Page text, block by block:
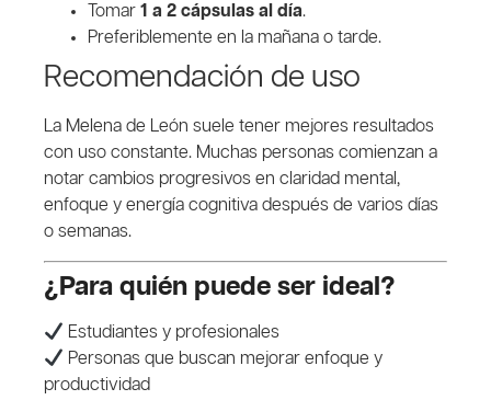
Tomar 1 a 2 cápsulas al día.
Preferiblemente en la mañana o tarde.
Recomendación de uso
La Melena de León suele tener mejores resultados
con uso constante. Muchas personas comienzan a
notar cambios progresivos en claridad mental,
enfoque y energía cognitiva después de varios días
o semanas.
¿Para quién puede ser ideal?
Estudiantes y profesionales
Personas que buscan mejorar enfoque y
productividad